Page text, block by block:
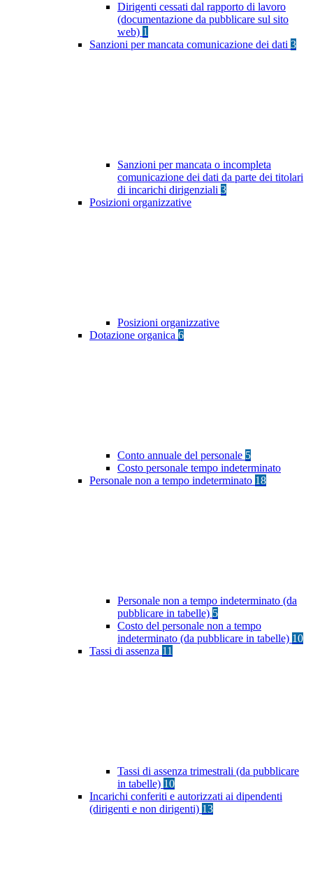
Dirigenti cessati dal rapporto di lavoro
(documentazione da pubblicare sul sito
web) 1
Sanzioni per mancata comunicazione dei dati 3
Sanzioni per mancata o incompleta
comunicazione dei dati da parte dei titolari
di incarichi dirigenziali 3
Posizioni organizzative
Posizioni organizzative
Dotazione organica 6
Conto annuale del personale 5
Costo personale tempo indeterminato
Personale non a tempo indeterminato 18
Personale non a tempo indeterminato (da
pubblicare in tabelle) 5
Costo del personale non a tempo
indeterminato (da pubblicare in tabelle) 10
Tassi di assenza 11
Tassi di assenza trimestrali (da pubblicare
in tabelle) 10
Incarichi conferiti e autorizzati ai dipendenti
(dirigenti e non dirigenti) 13